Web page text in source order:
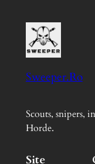
Sweeper.Ro
Scouts, snipers,
Horde.
Site